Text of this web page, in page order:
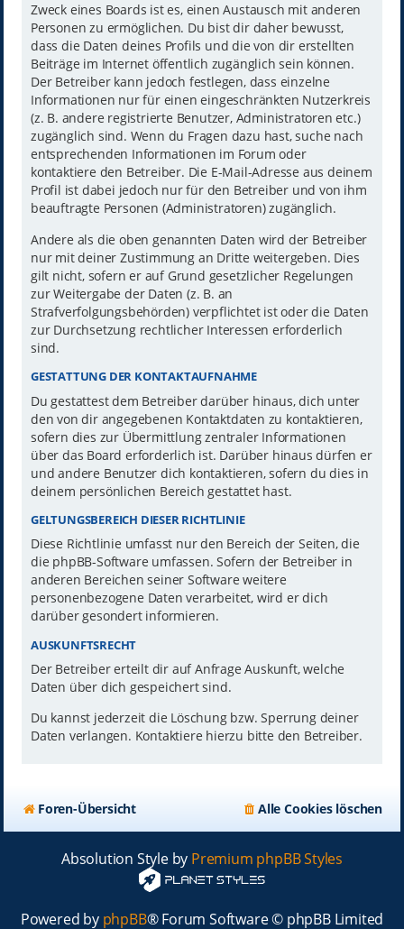
Zweck eines Boards ist es, einen Austausch mit anderen
Personen zu ermöglichen. Du bist dir daher bewusst,
dass die Daten deines Profils und die von dir erstellten
Beiträge im Internet öffentlich zugänglich sein können.
Der Betreiber kann jedoch festlegen, dass einzelne
Informationen nur für einen eingeschränkten Nutzerkreis
(z. B. andere registrierte Benutzer, Administratoren etc.)
zugänglich sind. Wenn du Fragen dazu hast, suche nach
entsprechenden Informationen im Forum oder
kontaktiere den Betreiber. Die E-Mail-Adresse aus deinem
Profil ist dabei jedoch nur für den Betreiber und von ihm
beauftragte Personen (Administratoren) zugänglich.
Andere als die oben genannten Daten wird der Betreiber
nur mit deiner Zustimmung an Dritte weitergeben. Dies
gilt nicht, sofern er auf Grund gesetzlicher Regelungen
zur Weitergabe der Daten (z. B. an
Strafverfolgungsbehörden) verpflichtet ist oder die Daten
zur Durchsetzung rechtlicher Interessen erforderlich
sind.
GESTATTUNG DER KONTAKTAUFNAHME
Du gestattest dem Betreiber darüber hinaus, dich unter
den von dir angegebenen Kontaktdaten zu kontaktieren,
sofern dies zur Übermittlung zentraler Informationen
über das Board erforderlich ist. Darüber hinaus dürfen er
und andere Benutzer dich kontaktieren, sofern du dies in
deinem persönlichen Bereich gestattet hast.
GELTUNGSBEREICH DIESER RICHTLINIE
Diese Richtlinie umfasst nur den Bereich der Seiten, die
die phpBB-Software umfassen. Sofern der Betreiber in
anderen Bereichen seiner Software weitere
personenbezogene Daten verarbeitet, wird er dich
darüber gesondert informieren.
AUSKUNFTSRECHT
Der Betreiber erteilt dir auf Anfrage Auskunft, welche
Daten über dich gespeichert sind.
Du kannst jederzeit die Löschung bzw. Sperrung deiner
Daten verlangen. Kontaktiere hierzu bitte den Betreiber.
Foren-Übersicht Alle Cookies löschen
Absolution Style by Premium phpBB Styles
Powered by phpBB® Forum Software © phpBB Limited